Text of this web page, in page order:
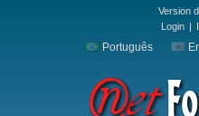
Version
Login |
Português